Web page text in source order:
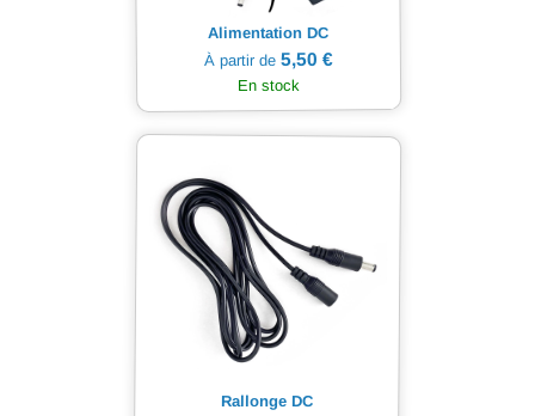
Alimentation DC
À partir de 5,50 €
En stock
Rallonge DC